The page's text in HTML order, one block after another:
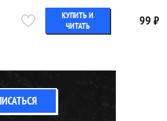
КУПИТЬ И
ЧИТАТЬ
99 ₽